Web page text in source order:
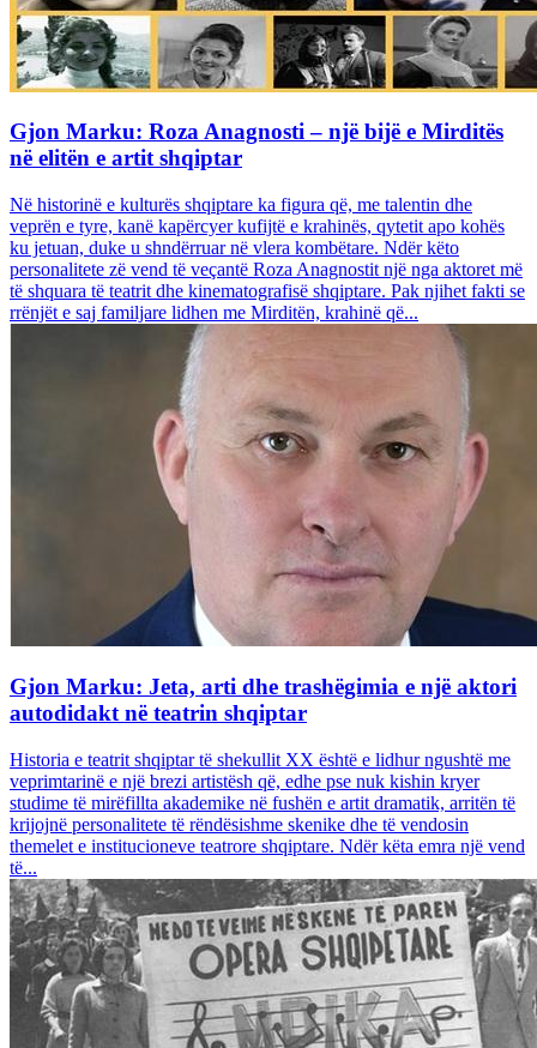
Gjon Marku: Roza Anagnosti – një bijë e Mirditës
në elitën e artit shqiptar
Në historinë e kulturës shqiptare ka figura që, me talentin dhe
veprën e tyre, kanë kapërcyer kufijtë e krahinës, qytetit apo kohës
ku jetuan, duke u shndërruar në vlera kombëtare. Ndër këto
personalitete zë vend të veçantë Roza Anagnostit një nga aktoret më
të shquara të teatrit dhe kinematografisë shqiptare. Pak njihet fakti se
rrënjët e saj familjare lidhen me Mirditën, krahinë që...
Gjon Marku: Jeta, arti dhe trashëgimia e një aktori
autodidakt në teatrin shqiptar
Historia e teatrit shqiptar të shekullit XX është e lidhur ngushtë me
veprimtarinë e një brezi artistësh që, edhe pse nuk kishin kryer
studime të mirëfillta akademike në fushën e artit dramatik, arritën të
krijojnë personalitete të rëndësishme skenike dhe të vendosin
themelet e institucioneve teatrore shqiptare. Ndër këta emra një vend
të...